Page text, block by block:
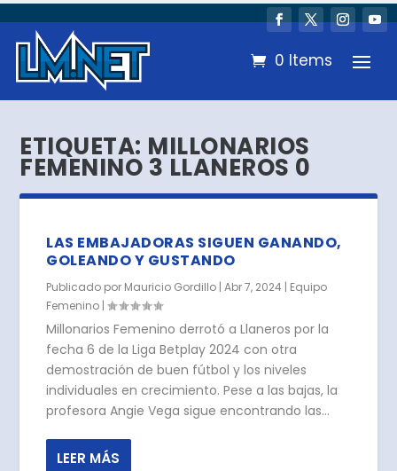
0 Items
ETIQUETA: MILLONARIOS
FEMENINO 3 LLANEROS 0
LAS EMBAJADORAS SIGUEN GANANDO,
GOLEANDO Y GUSTANDO
Publicado por Mauricio Gordillo |Abr 7, 2024 | Equipo
Femenino |
Millonarios Femenino derrotó a Llaneros por la
fecha 6 de la Liga Betplay 2024 con otra
demostración de buen fútbol y los niveles
individuales en crecimiento. Pese a las bajas, la
profesora Angie Vega sigue encontrando las...
LEER MÁS